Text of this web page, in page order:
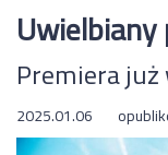
Premiera
2025.01.06